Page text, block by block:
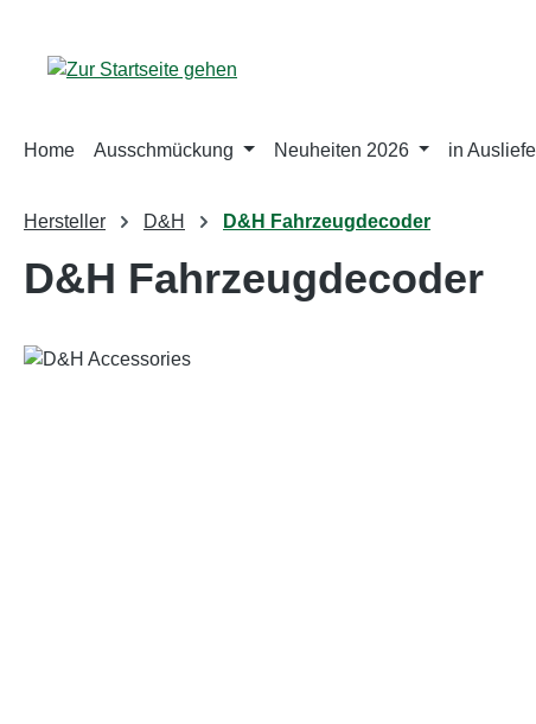
Home Ausschmückung Neuheiten 2026 in
Hersteller D&H D&H Fahrzeugdecoder
D&H Fahrzeugdecoder